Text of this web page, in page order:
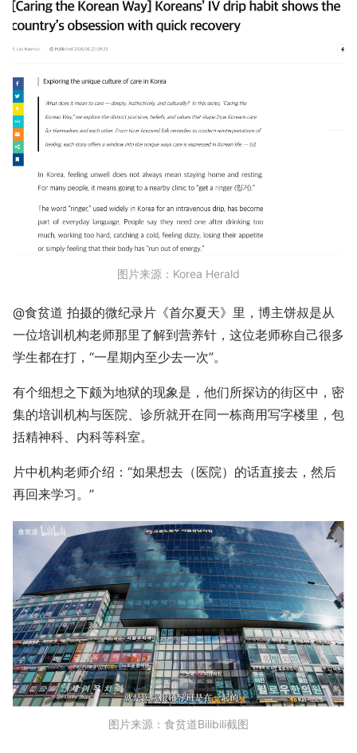
图片来源： Korea Herald
@食贫道 拍摄的微纪录片《首尔夏天》里，博主饼叔是从
一位培训机构老师那里了解到营养针，这位老师称自己很多
学生都在打，“一星期内至少去一次”。
有个细想之下颇为地狱的现象是，他们所探访的街区中，密
集的培训机构与医院、诊所就开在同一栋商用写字楼里，包
括精神科、内科等科室。
片中机构老师介绍：“如果想去（医院）的话直接去，然后
再回来学习。”
图片来源：食贫道Bilibili截图